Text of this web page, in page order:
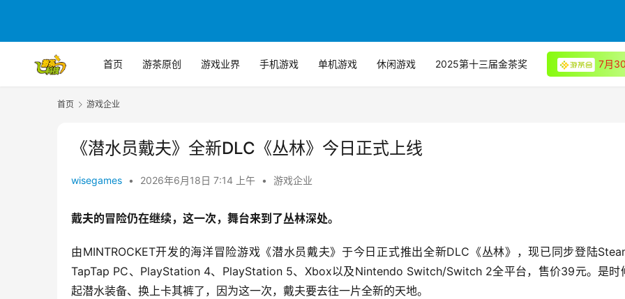
首页 游茶原创 游戏业界 手机游戏 单机游戏 休闲游戏 2025第十三届金茶奖 7月
首页 游戏企业
《潜水员戴夫》全新DLC《丛林》今日正式上线
wisegames • 2026年6月18日 7:14 上午 • 游戏企业
戴夫的冒险仍在继续，这一次，舞台来到了丛林深处。
由MINTROCKET开发的海洋冒险游戏《潜水员戴夫》于今日正式推出全新DLC《丛林》，现已同步登陆
TapTap PC、PlayStation 4、PlayStation 5、Xbox以及Nintendo Switch/Switch 2全平台，售价39元。是时
起潜水装备、换上卡其裤了，因为这一次，戴夫要去往一片全新的天地。